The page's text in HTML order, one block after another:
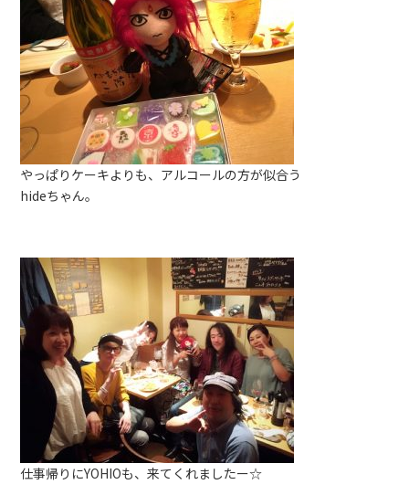
やっぱりケーキよりも、アルコールの方が似合う
hideちゃん。
仕事帰りにYOHIOも、来てくれましたー☆